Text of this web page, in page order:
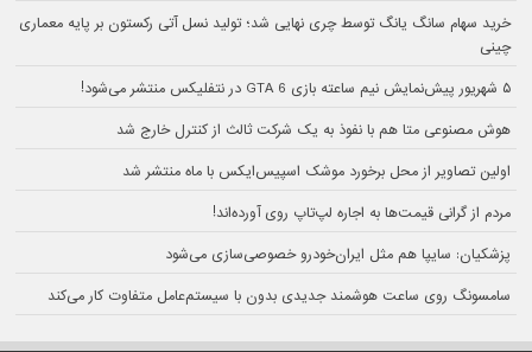
خرید سهام سانگ‌ یانگ توسط چری نهایی شد؛ تولید نسل آتی رکستون بر پایه معماری
چینی
۵ شهریور پیش‌نمایش نیم ساعته بازی GTA 6 در نتفلیکس منتشر می‌شود!
هوش مصنوعی متا هم با نفوذ به یک شرکت ثالث از کنترل خارج شد
اولین تصاویر از محل برخورد موشک اسپیس‌ایکس با ماه منتشر شد
مردم از گرانی قیمت‌ها به اجاره لپ‌تاپ روی آورده‌اند!
پزشکیان: سایپا هم مثل ایران‌خودرو خصوصی‌سازی می‌شود
سامسونگ روی ساعت هوشمند جدیدی بدون با سیستم‌عامل متفاوت کار می‌کند